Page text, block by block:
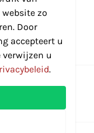
zo
Door
accepteert u
verwijzen u
.